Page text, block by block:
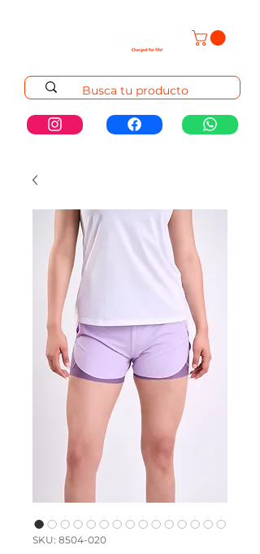
SKU: 8504-020